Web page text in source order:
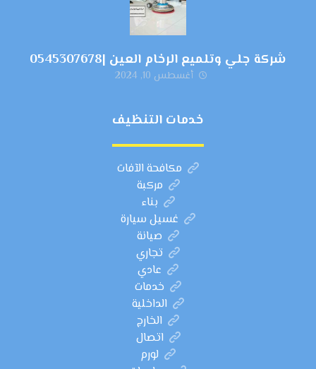
شركة جلي وتلميع الرخام العين |0545307678
أغسطس 10, 2024
خدمات التنظيف
مكافحة الآفات
مركبة
بناء
غسيل سيارة
صيانة
تجاري
عادي
خدمات
الداخلية
الخارج
اتصال
لورم